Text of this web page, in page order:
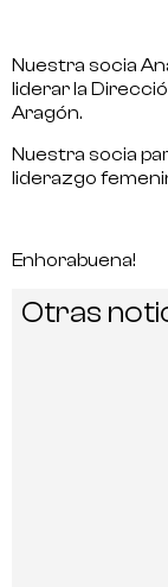
Nuestra socia
liderar la
Aragón.
Nuestra socia
liderazgo
Enhorabuena!
Otras